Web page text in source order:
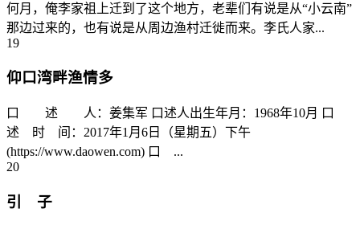
何月，俺李家祖上迁到了这个地方，老辈们有说是从“小云南”
那边过来的，也有说是从周边渔村迁徙而来。李氏人家...
19
仰口湾畔渔情多
口 述 人：姜集军 口述人出生年月：1968年10月 口
述 时 间：2017年1月6日（星期五）下午
(https://www.daowen.com) 口 ...
20
引 子